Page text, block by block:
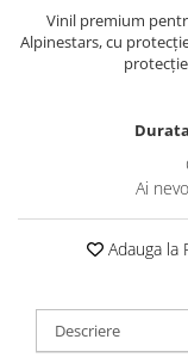
KuKirin G2 Ultra
KuKirin T3
Anvelope
Electronică
Vinil premium
Alpinestars, cu
Ai
Adauga la
Descriere